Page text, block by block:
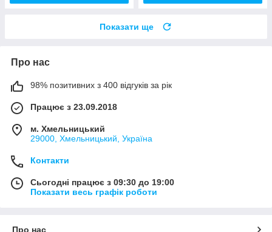
Показати ще
Про нас
98% позитивних з 400 відгуків за рік
Працює з 23.09.2018
м. Хмельницький
29000, Хмельницький, Україна
Контакти
Сьогодні працює з 09:30 до 19:00
Показати весь графік роботи
Про нас